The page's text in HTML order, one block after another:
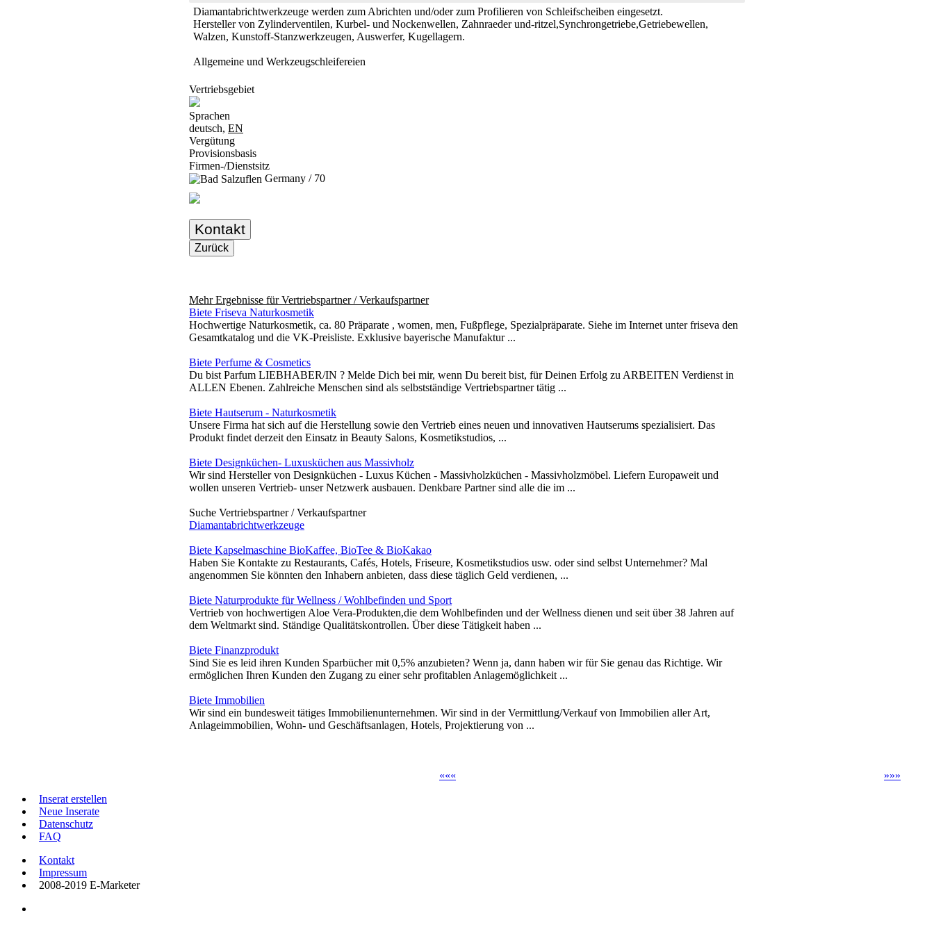
Diamantabrichtwerkzeuge werden zum Abrichten und/oder zum Profilieren von Schleifscheiben eingesetzt.
Hersteller von Zylinderventilen, Kurbel- und Nockenwellen, Zahnraeder und-ritzel,Synchrongetriebe,Getriebewellen,
Walzen, Kunstoff-Stanzwerkzeugen, Auswerfer, Kugellagern.
Allgemeine und Werkzeugschleifereien
Vertriebsgebiet
Sprachen
deutsch, EN
Vergütung
Provisionsbasis
Firmen-/Dienstsitz
Germany / 70
Kontakt
Zurück
Mehr Ergebnisse fürVertriebspartner / Verkaufspartner
Biete Friseva Naturkosmetik
Hochwertige Naturkosmetik, ca. 80 Präparate , women, men, Fußpflege, Spezialpräparate. Siehe im Internet unter friseva den
Gesamtkatalog und die VK-Preisliste. Exklusive bayerische Manufaktur ...
Biete Perfume & Cosmetics
Du bist Parfum LIEBHABER/IN ? Melde Dich bei mir, wenn Du bereit bist, für Deinen Erfolg zu ARBEITEN Verdienst in
ALLEN Ebenen. Zahlreiche Menschen sind als selbstständige Vertriebspartner tätig ...
Biete Hautserum - Naturkosmetik
Unsere Firma hat sich auf die Herstellung sowie den Vertrieb eines neuen und innovativen Hautserums spezialisiert. Das
Produkt findet derzeit den Einsatz in Beauty Salons, Kosmetikstudios, ...
Biete Designküchen- Luxusküchen aus Massivholz
Wir sind Hersteller von Designküchen - Luxus Küchen - Massivholzküchen - Massivholzmöbel. Liefern Europaweit und
wollen unseren Vertrieb- unser Netzwerk ausbauen. Denkbare Partner sind alle die im ...
Suche Vertriebspartner / Verkaufspartner
Diamantabrichtwerkzeuge
Biete Kapselmaschine BioKaffee, BioTee & BioKakao
Haben Sie Kontakte zu Restaurants, Cafés, Hotels, Friseure, Kosmetikstudios usw. oder sind selbst Unternehmer? Mal
angenommen Sie könnten den Inhabern anbieten, dass diese täglich Geld verdienen, ...
Biete Naturprodukte für Wellness / Wohlbefinden und Sport
Vertrieb von hochwertigen Aloe Vera-Produkten,die dem Wohlbefinden und der Wellness dienen und seit über 38 Jahren auf
dem Weltmarkt sind. Ständige Qualitätskontrollen. Über diese Tätigkeit haben ...
Biete Finanzprodukt
Sind Sie es leid ihren Kunden Sparbücher mit 0,5% anzubieten? Wenn ja, dann haben wir für Sie genau das Richtige. Wir
ermöglichen Ihren Kunden den Zugang zu einer sehr profitablen Anlagemöglichkeit ...
Biete Immobilien
Wir sind ein bundesweit tätiges Immobilienunternehmen. Wir sind in der Vermittlung/Verkauf von Immobilien aller Art,
Anlageimmobilien, Wohn- und Geschäftsanlagen, Hotels, Projektierung von ...
»»»
«««
Inserat erstellen
Neue Inserate
Datenschutz
FAQ
Kontakt
Impressum
2008-2019 E-Marketer